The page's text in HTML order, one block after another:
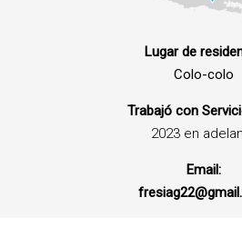
Lugar de
Colo-colo
Trabajó con
2023 en
Email: